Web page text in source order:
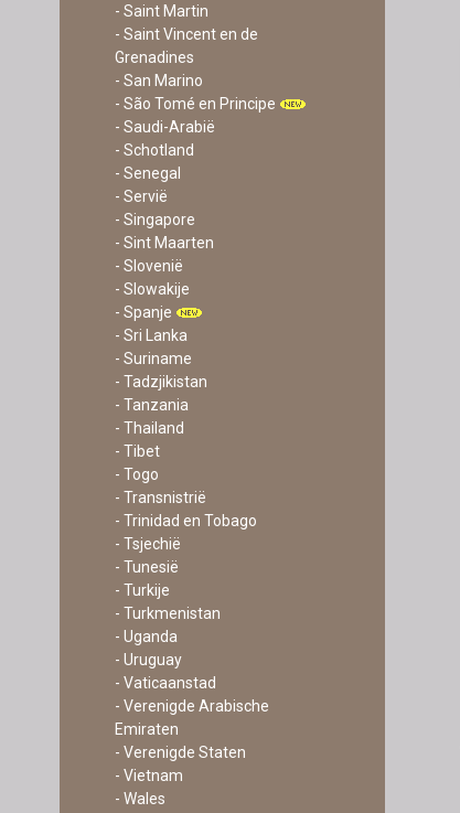
- Saint Martin
- Saint Vincent en de
Grenadines
- San Marino
- São Tomé en Principe
- Saudi-Arabië
- Schotland
- Senegal
- Servië
- Singapore
- Sint Maarten
- Slovenië
- Slowakije
- Spanje
- Sri Lanka
- Suriname
- Tadzjikistan
- Tanzania
- Thailand
- Tibet
- Togo
- Transnistrië
- Trinidad en Tobago
- Tsjechië
- Tunesië
- Turkije
- Turkmenistan
- Uganda
- Uruguay
- Vaticaanstad
- Verenigde Arabische
Emiraten
- Verenigde Staten
- Vietnam
- Wales